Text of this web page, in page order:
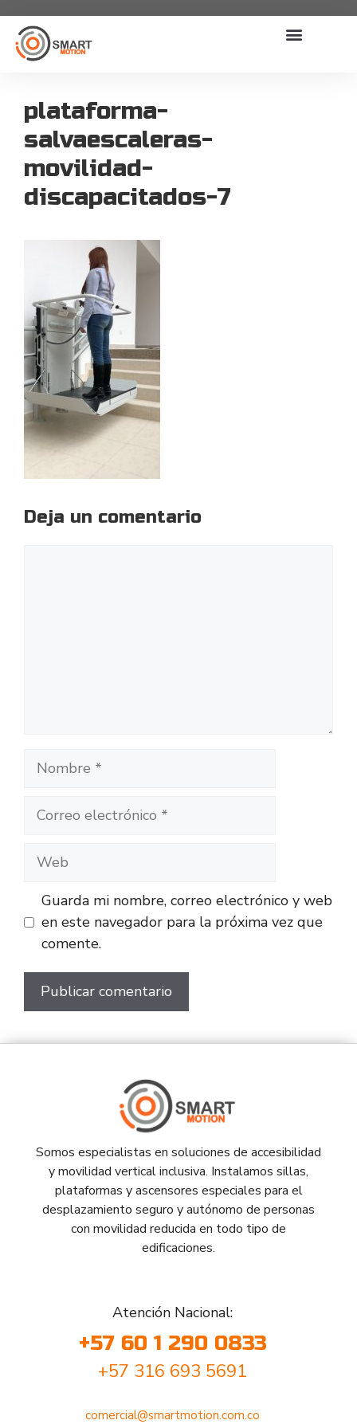
plataforma-
salvaescaleras-
movilidad-
discapacitados-7
Deja un comentario
Guarda mi nombre, correo electrónico y web
en este navegador para la próxima vez que
comente.
Somos especialistas en soluciones de accesibilidad
y movilidad vertical inclusiva. Instalamos sillas,
plataformas y ascensores especiales para el
desplazamiento seguro y autónomo de personas
con movilidad reducida en todo tipo de
edificaciones.
Atención Nacional:
+57 60 1 290 0833
+57 316 693 5691
comercial@smartmotion.com.co